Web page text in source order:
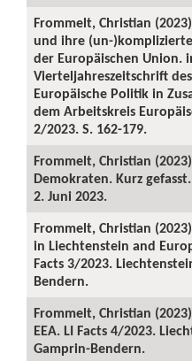
Frommelt, Christian
und ihre (un-
der Europäischen Union.
Vierteljahreszeitschrift
Europäische Politik in
dem Arbeitskreis
2/2023. S. 162-179.
Frommelt, Christian
Demokraten. Kurz
2. Juni 2023.
Frommelt, Christian
in Liechtenstein and
Facts 3/2023.
Bendern.
Frommelt, Christian
EEA. LI Facts 4/2023.
Gamprin-Bendern.